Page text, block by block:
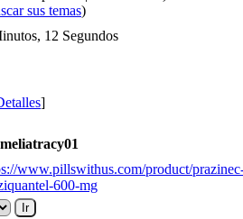
sus temas)
12 Segundos
]
www.pillswithus.com/product/
600-mg